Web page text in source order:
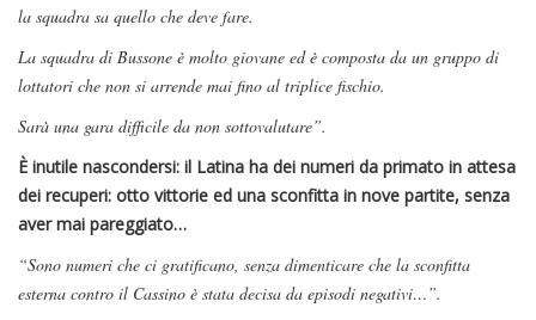
la squadra sa quello che deve fare.
La squadra di Bussone è molto giovane ed è composta da un gruppo di
lottatori che non si arrende mai fino al triplice fischio.
Sarà una gara difficile da non sottovalutare”.
È inutile nascondersi: il Latina ha dei numeri da primato in attesa
dei recuperi: otto vittorie ed una sconfitta in nove partite, senza
aver mai pareggiato…
“Sono numeri che ci gratificano, senza dimenticare che la sconfitta
esterna contro il Cassino è stata decisa da episodi negativi…”.